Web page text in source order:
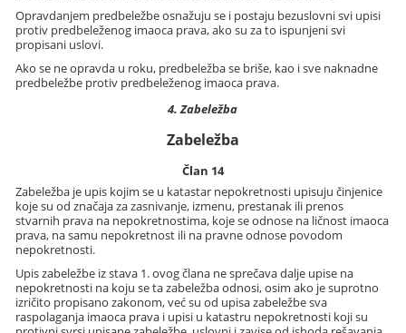
Opravdanjem predbeležbe osnažuju se i postaju bezuslovni svi upisi
protiv predbeleženog imaoca prava, ako su za to ispunjeni svi
propisani uslovi.
Ako se ne opravda u roku, predbeležba se briše, kao i sve naknadne
predbeležbe protiv predbeleženog imaoca prava.
4. Zabeležba
Zabeležba
Član 14
Zabeležba je upis kojim se u katastar nepokretnosti upisuju činjenice
koje su od značaja za zasnivanje, izmenu, prestanak ili prenos
stvarnih prava na nepokretnostima, koje se odnose na ličnost imaoca
prava, na samu nepokretnost ili na pravne odnose povodom
nepokretnosti.
Upis zabeležbe iz stava 1. ovog člana ne sprečava dalje upise na
nepokretnosti na koju se ta zabeležba odnosi, osim ako je suprotno
izričito propisano zakonom, već su od upisa zabeležbe sva
raspolaganja imaoca prava i upisi u katastru nepokretnosti koji su